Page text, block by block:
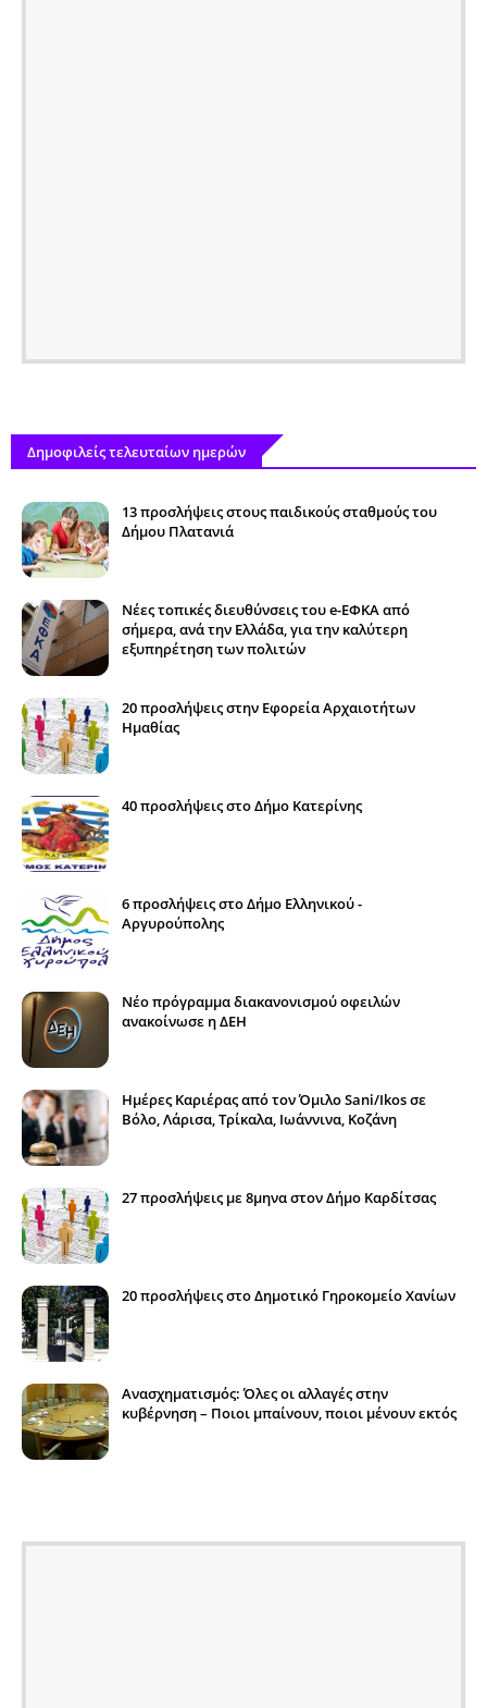
Δημοφιλείς τελευταίων ημερών
13 προσλήψεις στους παιδικούς σταθμούς του
Δήμου Πλατανιά
Νέες τοπικές διευθύνσεις του e-ΕΦΚΑ από
σήμερα, ανά την Ελλάδα, για την καλύτερη
εξυπηρέτηση των πολιτών
20 προσλήψεις στην Εφορεία Αρχαιοτήτων
Ημαθίας
40 προσλήψεις στο Δήμο Κατερίνης
6 προσλήψεις στο Δήμο Ελληνικού -
Αργυρούπολης
Νέο πρόγραμμα διακανονισμού οφειλών
ανακοίνωσε η ΔΕΗ
Ημέρες Καριέρας από τον Όμιλο Sani/Ikos σε
Βόλο, Λάρισα, Τρίκαλα, Ιωάννινα, Κοζάνη
27 προσλήψεις με 8μηνα στον Δήμο Καρδίτσας
20 προσλήψεις στο Δημοτικό Γηροκομείο Χανίων
Ανασχηματισμός: Όλες οι αλλαγές στην
κυβέρνηση – Ποιοι μπαίνουν, ποιοι μένουν εκτός